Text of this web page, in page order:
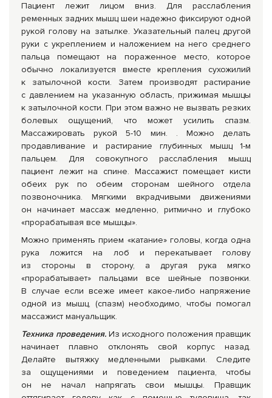
Пациент лежит лицом вниз. Для расслабления
ременных задних мышц шеи надежно фиксируют одной
рукой голову на затылке. Указательный палец другой
руки с укреплением и наложением на него среднего
пальца помещают на пораженное место, которое
обычно локализуется вместе крепления сухожилий
к затылочной кости. Затем производят растирание
с давлением на указанную область, прижимая мышцы
к затылочной кости. При этом важно не вызвать резких
болевых ощущений, что может усилить спазм.
Массажировать рукой5-10 мин. . Можно делать
продавливание и растирание глубинных мышц 1-м
пальцем. Для совокупного расслабления мышц
пациент лежит на спине. Массажист помещает кисти
обеих рук по обеим сторонам шейного отдела
позвоночника. Мягкими вкрадчивыми движениями
он начинает массаж медленно, ритмично и глубоко
«прорабатывая все мышцы».
Можно применять прием «катание» головы, когда одна
рука ложится на лоб и перекатывает голову
из стороны в сторону, а другая рука мягко
«прорабатывает» пальцами все шейные позвонки.
В случае если всеже имеет какое-либо напряжение
одной из мышц, (спазм) необходимо, чтобы помогал
массажист мануальщик.
Техника проведения. Из исходного положения правщик
начинает плавно отклонять свой корпус назад.
Делайте вытяжку медленными рывками. Следите
за ощущениями и поведением пациента, чтобы
он не начал напрягать свои мышцы. Правщик